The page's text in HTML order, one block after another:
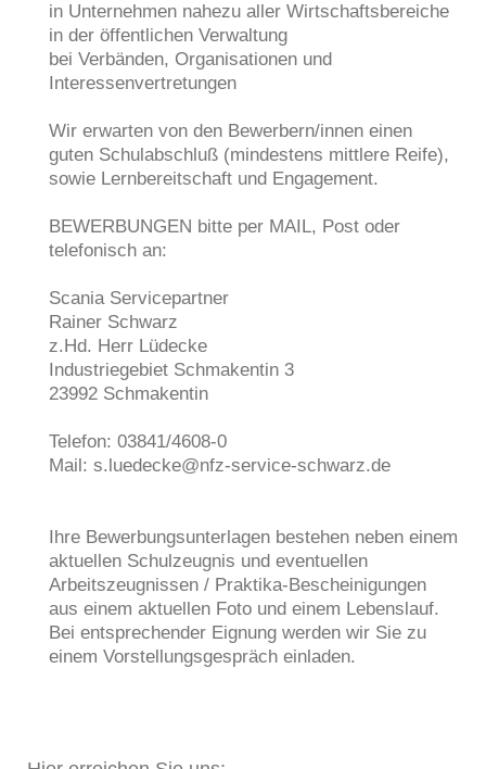
in Unternehmen nahezu aller Wirtschaftsbereiche
in der öffentlichen Verwaltung
bei Verbänden, Organisationen und
Interessenvertretungen
Wir erwarten von den Bewerbern/innen einen
guten Schulabschluß (mindestens mittlere Reife),
sowie Lernbereitschaft und Engagement.
BEWERBUNGEN bitte per MAIL, Post oder
telefonisch an:
Scania Servicepartner
Rainer Schwarz
z.Hd. Herr Lüdecke
Industriegebiet Schmakentin 3
23992 Schmakentin
Telefon: 03841/4608-0
Mail: s.luedecke@nfz-service-schwarz.de
Ihre Bewerbungsunterlagen bestehen neben einem
aktuellen Schulzeugnis und eventuellen
Arbeitszeugnissen / Praktika-Bescheinigungen
aus einem aktuellen Foto und einem Lebenslauf.
Bei entsprechender Eignung werden wir Sie zu
einem Vorstellungsgespräch einladen.